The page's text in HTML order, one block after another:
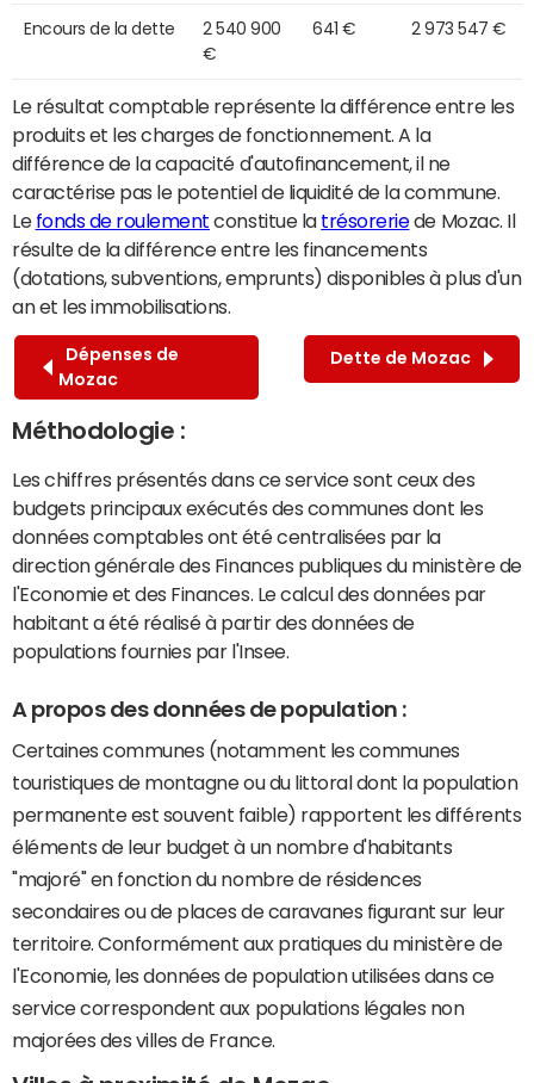
Encours de la dette
2 540 900
€
641 € 2 973 547 €
Le résultat comptable représente la différence entre les
produits et les charges de fonctionnement. A la
différence de la capacité d'autofinancement, il ne
caractérise pas le potentiel de liquidité de la commune.
Le fonds de roulement constitue la trésoreriede Mozac. Il
résulte de la différence entre les financements
(dotations, subventions, emprunts) disponibles à plus d'un
an et les immobilisations.
Dépenses de
Mozac
Dette de Mozac
Méthodologie :
Les chiffres présentés dans ce service sont ceux des
budgets principaux exécutés des communes dont les
données comptables ont été centralisées par la
direction générale des Finances publiques du ministère de
l'Economie et des Finances. Le calcul des données par
habitant a été réalisé à partir des données de
populations fournies par l'Insee.
A propos des données de population :
Certaines communes (notamment les communes
touristiques de montagne ou du littoral dont la population
permanente est souvent faible) rapportent les différents
éléments de leur budget à un nombre d'habitants
"majoré" en fonction du nombre de résidences
secondaires ou de places de caravanes figurant sur leur
territoire. Conformément aux pratiques du ministère de
l'Economie, les données de population utilisées dans ce
service correspondent aux populations légales non
majorées des villes de France.